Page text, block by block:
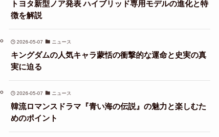
トヨタ新型ノア発表 ハイブリッド専用モデルの進化と特
徴を解説
2026-05-07 ニュース
キングダムの人気キャラ蒙恬の衝撃的な運命と史実の真
実に迫る
2026-05-07 ニュース
韓流ロマンスドラマ『青い海の伝説』の魅力と楽しむた
めのポイント